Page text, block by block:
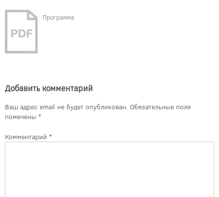
Программа
Добавить комментарий
Ваш адрес email не будет опубликован. Обязательные поля
помечены *
Комментарий *